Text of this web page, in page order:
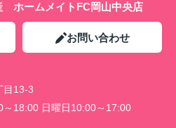
ホームメイトFC岡山中央店
お問い合わせ
目13-3
～18:00 日曜日10:00～17:00